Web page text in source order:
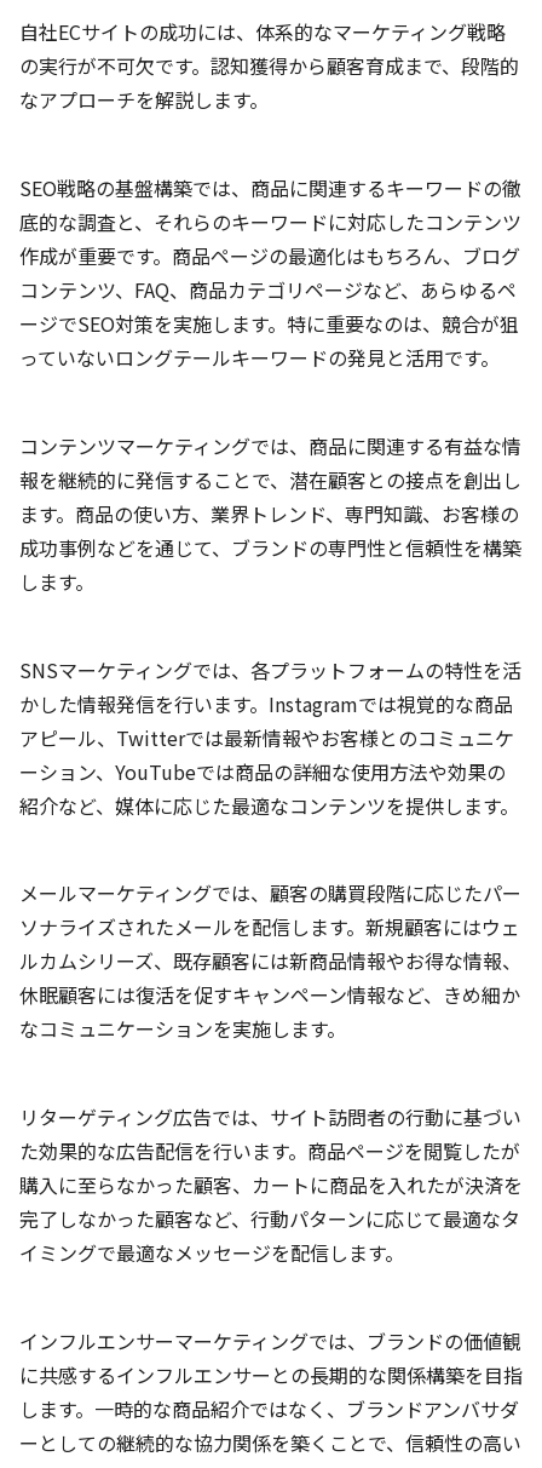
自社ECサイトの成功には、体系的なマーケティング戦略
の実行が不可欠です。認知獲得から顧客育成まで、段階的
なアプローチを解説します。
SEO戦略の基盤構築では、商品に関連するキーワードの徹
底的な調査と、それらのキーワードに対応したコンテンツ
作成が重要です。商品ページの最適化はもちろん、ブログ
コンテンツ、FAQ、商品カテゴリページなど、あらゆるペ
ージでSEO対策を実施します。特に重要なのは、競合が狙
っていないロングテールキーワードの発見と活用です。
コンテンツマーケティングでは、商品に関連する有益な情
報を継続的に発信することで、潜在顧客との接点を創出し
ます。商品の使い方、業界トレンド、専門知識、お客様の
成功事例などを通じて、ブランドの専門性と信頼性を構築
します。
SNSマーケティングでは、各プラットフォームの特性を活
かした情報発信を行います。Instagramでは視覚的な商品
アピール、Twitterでは最新情報やお客様とのコミュニケ
ーション、YouTubeでは商品の詳細な使用方法や効果の
紹介など、媒体に応じた最適なコンテンツを提供します。
メールマーケティングでは、顧客の購買段階に応じたパー
ソナライズされたメールを配信します。新規顧客にはウェ
ルカムシリーズ、既存顧客には新商品情報やお得な情報、
休眠顧客には復活を促すキャンペーン情報など、きめ細か
なコミュニケーションを実施します。
リターゲティング広告では、サイト訪問者の行動に基づい
た効果的な広告配信を行います。商品ページを閲覧したが
購入に至らなかった顧客、カートに商品を入れたが決済を
完了しなかった顧客など、行動パターンに応じて最適なタ
イミングで最適なメッセージを配信します。
インフルエンサーマーケティングでは、ブランドの価値観
に共感するインフルエンサーとの長期的な関係構築を目指
します。一時的な商品紹介ではなく、ブランドアンバサダ
ーとしての継続的な協力関係を築くことで、信頼性の高い